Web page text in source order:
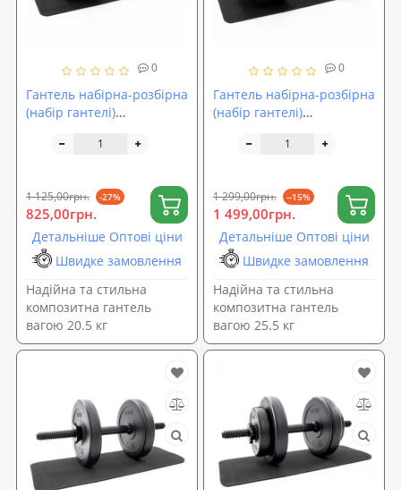
0
Гантель набірна-розбірна
(набір гантелі)
1шт 20.5 кг (OF-0150)
1 125,00грн. -27%
825,00грн.
Детальніше Оптові ціни
Швидке замовлення
Надійна та стильна
композитна гантель
вагою 20.5 кг
0
Гантель набірна-розбірна
(набір гантелі)
1шт 25.5 кг (OF-0151)
1 299,00грн. --15%
1 499,00грн.
Детальніше Оптові ціни
Швидке замовлення
Надійна та стильна
композитна гантель
вагою 25.5 кг